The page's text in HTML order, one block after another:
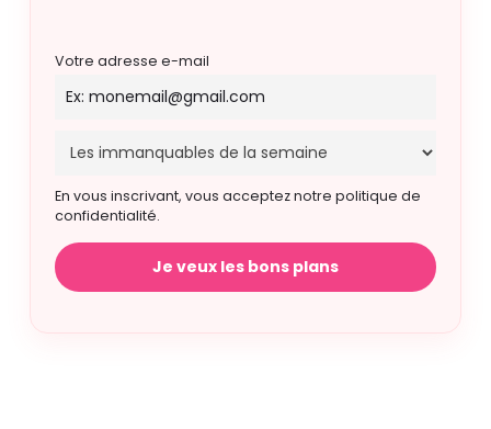
Votre adresse e-mail
En vous inscrivant, vous acceptez notre politique de
confidentialité.